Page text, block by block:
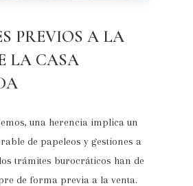
PREVIOS A LA
LA CASA
una herencia implica un
de papeleos y gestiones a
trámites burocráticos han de
de forma previa a la venta.